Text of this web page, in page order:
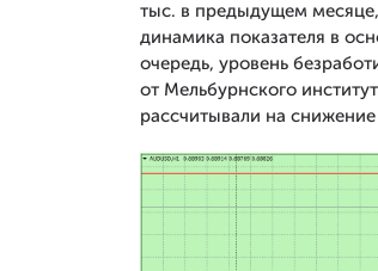
тыс. в предыдущем
динамика показателя в
очередь, уровень
от Мельбурнского
рассчитывали на